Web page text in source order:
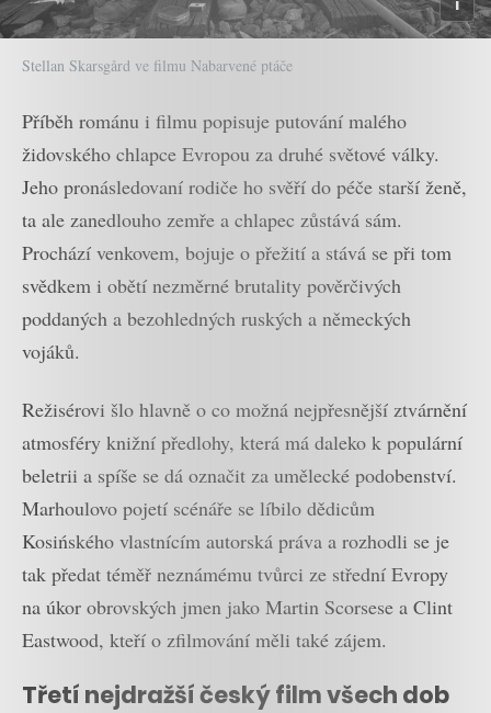
Stellan Skarsgård ve filmu Nabarvené ptáče
Příběh románu i filmu popisuje putování malého
židovského chlapce Evropou za druhé světové války.
Jeho pronásledovaní rodiče ho svěří do péče starší ženě,
ta ale zanedlouho zemře a chlapec zůstává sám.
Prochází venkovem, bojuje o přežití a stává se při tom
svědkem i obětí nezměrné brutality pověrčivých
poddaných a bezohledných ruských a německých
vojáků.
Režisérovi šlo hlavně o co možná nejpřesnější ztvárnění
atmosféry knižní předlohy, která má daleko k populární
beletrii a spíše se dá označit za umělecké podobenství.
Marhoulovo pojetí scénáře se líbilo dědicům
Kosińského vlastnícím autorská práva a rozhodli se je
tak předat téměř neznámému tvůrci ze střední Evropy
na úkor obrovských jmen jako Martin Scorsese a Clint
Eastwood, kteří o zfilmování měli také zájem.
Třetí nejdražší český film všech dob